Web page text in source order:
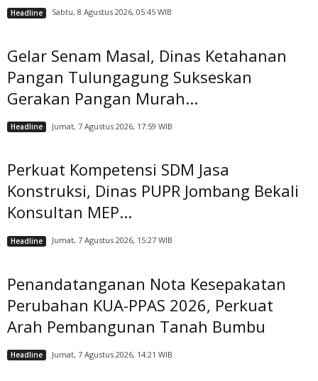
Headline Sabtu, 8 Agustus 2026, 05:45 WIB
Gelar Senam Masal, Dinas Ketahanan
Pangan Tulungagung Sukseskan
Gerakan Pangan Murah...
Headline Jumat, 7 Agustus 2026, 17:59 WIB
Perkuat Kompetensi SDM Jasa
Konstruksi, Dinas PUPR Jombang Bekali
Konsultan MEP...
Headline Jumat, 7 Agustus 2026, 15:27 WIB
Penandatanganan Nota Kesepakatan
Perubahan KUA-PPAS 2026, Perkuat
Arah Pembangunan Tanah Bumbu
Headline Jumat, 7 Agustus 2026, 14:21 WIB